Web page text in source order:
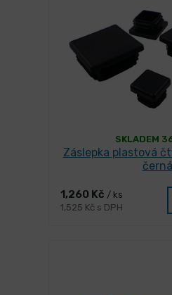
SKLADEM
Záslepka plastová
černá
1,260 Kč / ks
1,525 Kč s DPH